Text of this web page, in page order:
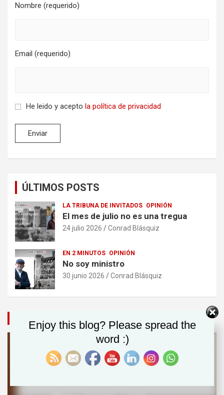
Nombre (requerido)
Email (requerido)
He leido y acepto la política de privacidad
ÚLTIMOS POSTS
LA TRIBUNA DE INVITADOS OPINIÓN
El mes de julio no es una tregua
24 julio 2026 Conrad Blásquiz
EN 2 MINUTOS OPINIÓN
No soy ministro
30 junio 2026 Conrad Blásquiz
VÍDEOS DESTACADOS
Enjoy this blog? Please spread the
word :)